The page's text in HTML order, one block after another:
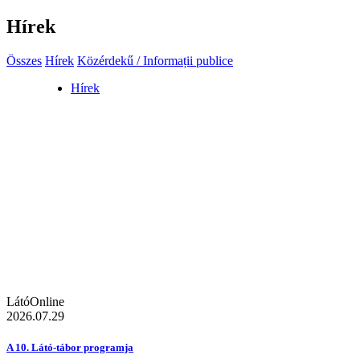
Hírek
Összes Hírek Közérdekű / Informații publice
Hírek
LátóOnline
2026.07.29
A 10. Látó-tábor programja